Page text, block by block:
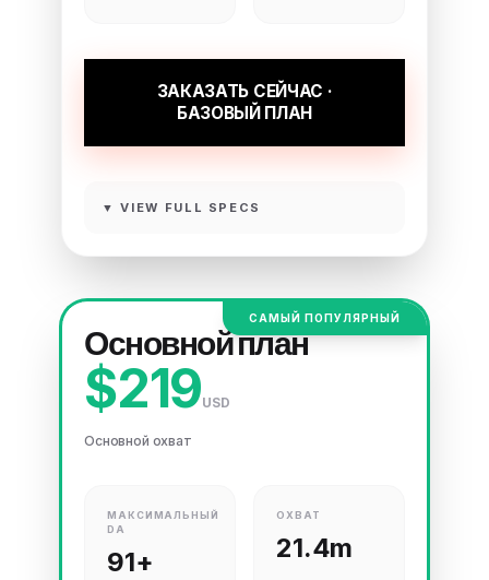
ЗАКАЗАТЬ СЕЙЧАС ·
БАЗОВЫЙ ПЛАН
▼ VIEW FULL SPECS
САМЫЙ ПОПУЛЯРНЫЙ
Основной план
$219USD
Основной охват
МАКСИМАЛЬНЫЙ
DA
91+
ОХВАТ
21.4m